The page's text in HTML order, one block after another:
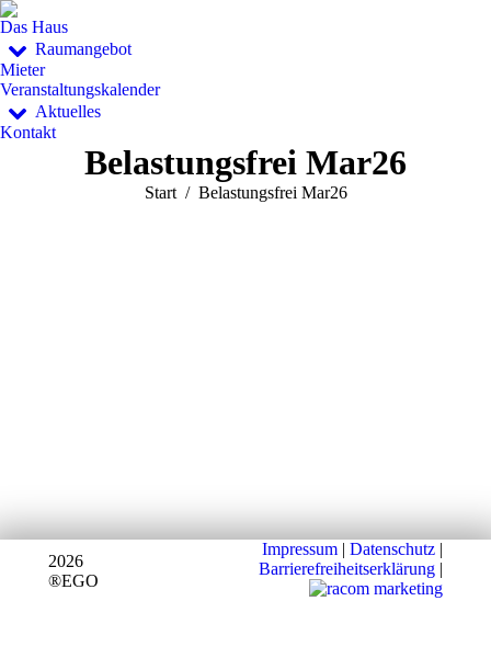
Das Haus
Raumangebot
Mieter
Veranstaltungskalender
Aktuelles
Kontakt
Belastungsfrei Mar26
Sie befinden sich hier:
Start Belastungsfrei Mar26
2026
®EGO
Impressum | Datenschutz |
Barrierefreiheitserklärung |